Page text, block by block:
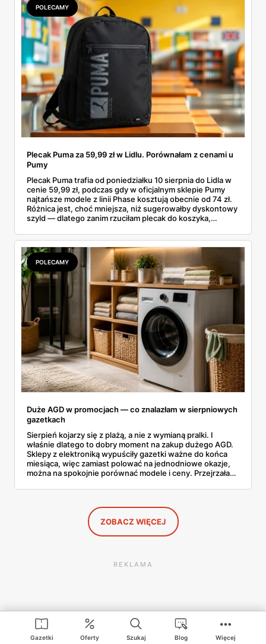
Gazetki Oferty Szukaj Blog Więcej
POLECAMY
Plecak Puma za 59,99 zł w Lidlu. Porównałam z cenami u
Pumy
Plecak Puma trafia od poniedziałku 10 sierpnia do Lidla w
cenie 59,99 zł, podczas gdy w oficjalnym sklepie Pumy
najtańsze modele z linii Phase kosztują obecnie od 74 zł.
Różnica jest, choć mniejsza, niż sugerowałby dyskontowy
szyld — dlatego zanim rzuciłam plecak do koszyka,
rozpiska: co dokładnie sprzedaje Lidl, ile kosztują
odpowiedniki u producenta i komu ten zakup naprawdę
się opłaci.
POLECAMY
Duże AGD w promocjach — co znalazłam w sierpniowych
gazetkach
Sierpień kojarzy się z plażą, a nie z wymianą pralki. I
właśnie dlatego to dobry moment na zakup dużego AGD.
Sklepy z elektroniką wypuściły gazetki ważne do końca
miesiąca, więc zamiast polować na jednodniowe okazje,
można na spokojnie porównać modele i ceny. Przejrzałam
znalazłam, z cenami i terminami.
ZOBACZ WIĘCEJ
REKLAMA